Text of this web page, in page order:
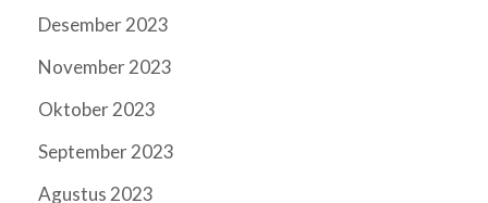
Desember 2023
November 2023
Oktober 2023
September 2023
Agustus 2023